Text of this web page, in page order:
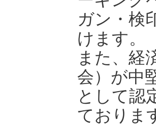
ガン・検
けます。
また、経
会）が中
として認
ておりま